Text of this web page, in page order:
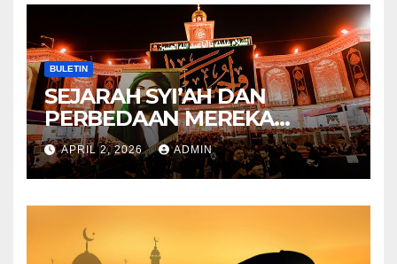
BULETIN
SEJARAH SYI’AH DAN
PERBEDAAN MEREKA
ANTARA DULU DAN
SEKARANG
APRIL 2, 2026 ADMIN